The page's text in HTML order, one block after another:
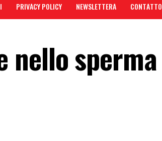
PRIVACY POLICY NEWSLETTERA CONTATTO
nello sperma